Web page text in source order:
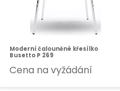
Moderní čalouněné křesílko
Busetto P 269
Cena na vyžádání